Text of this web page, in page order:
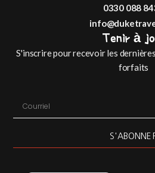
0330 088
Tenir à
S'inscrire pour recevoir les
forfaits
Deutsch
Italiano